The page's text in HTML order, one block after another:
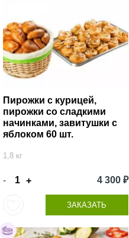
Пирожки с курицей,
пирожки со сладкими
начинками, завитушки с
яблоком 60 шт.
1,8 кг
- + 4 300 ₽
ЗАКАЗАТЬ